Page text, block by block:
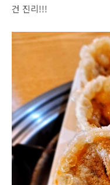
건 진리!!!